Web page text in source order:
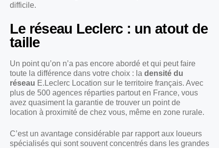
difficile.
Le réseau Leclerc : un atout de
taille
Un point qu’on n’a pas encore abordé et qui peut faire
toute la différence dans votre choix : la densité du
réseau E.Leclerc Location sur le territoire français. Avec
plus de 500 agences réparties partout en France, vous
avez quasiment la garantie de trouver un point de
location à proximité de chez vous, même en zone rurale.
C’est un avantage considérable par rapport aux loueurs
spécialisés qui sont souvent concentrés dans les grandes